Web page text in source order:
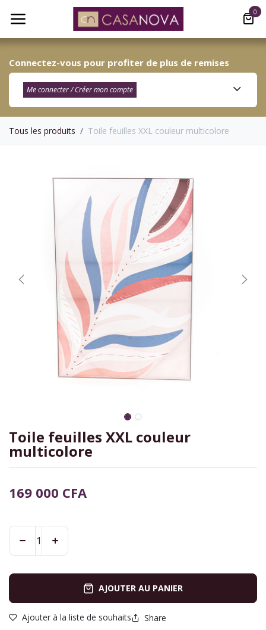
0
Connectez-vous pour profiter de plus de remises
Me connecter / Créer mon compte​
Tous les produits Toile feuilles XXL couleur multicolore
Toile feuilles XXL couleur
multicolore
169 000 CFA
AJOUTER AU PANIER
Ajouter à la liste de souhaits Share